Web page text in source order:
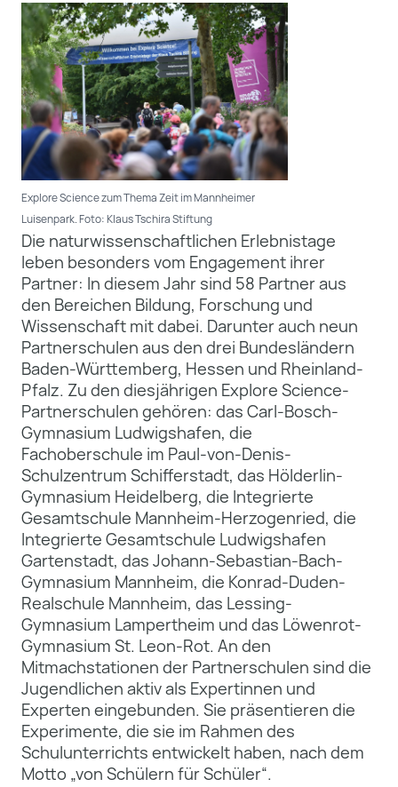
Explore Science zum Thema Zeit im Mannheimer
Luisenpark. Foto: Klaus Tschira Stiftung
Die naturwissenschaftlichen Erlebnistage
leben besonders vom Engagement ihrer
Partner: In diesem Jahr sind 58 Partner aus
den Bereichen Bildung, Forschung und
Wissenschaft mit dabei. Darunter auch neun
Partnerschulen aus den drei Bundesländern
Baden-Württemberg, Hessen und Rheinland-
Pfalz. Zu den diesjährigen Explore Science-
Partnerschulen gehören: das Carl-Bosch-
Gymnasium Ludwigshafen, die
Fachoberschule im Paul-von-Denis-
Schulzentrum Schifferstadt, das Hölderlin-
Gymnasium Heidelberg, die Integrierte
Gesamtschule Mannheim-Herzogenried, die
Integrierte Gesamtschule Ludwigshafen
Gartenstadt, das Johann-Sebastian-Bach-
Gymnasium Mannheim, die Konrad-Duden-
Realschule Mannheim, das Lessing-
Gymnasium Lampertheim und das Löwenrot-
Gymnasium St. Leon-Rot. An den
Mitmachstationen der Partnerschulen sind die
Jugendlichen aktiv als Expertinnen und
Experten eingebunden. Sie präsentieren die
Experimente, die sie im Rahmen des
Schulunterrichts entwickelt haben, nach dem
Motto „von Schülern für Schüler“.